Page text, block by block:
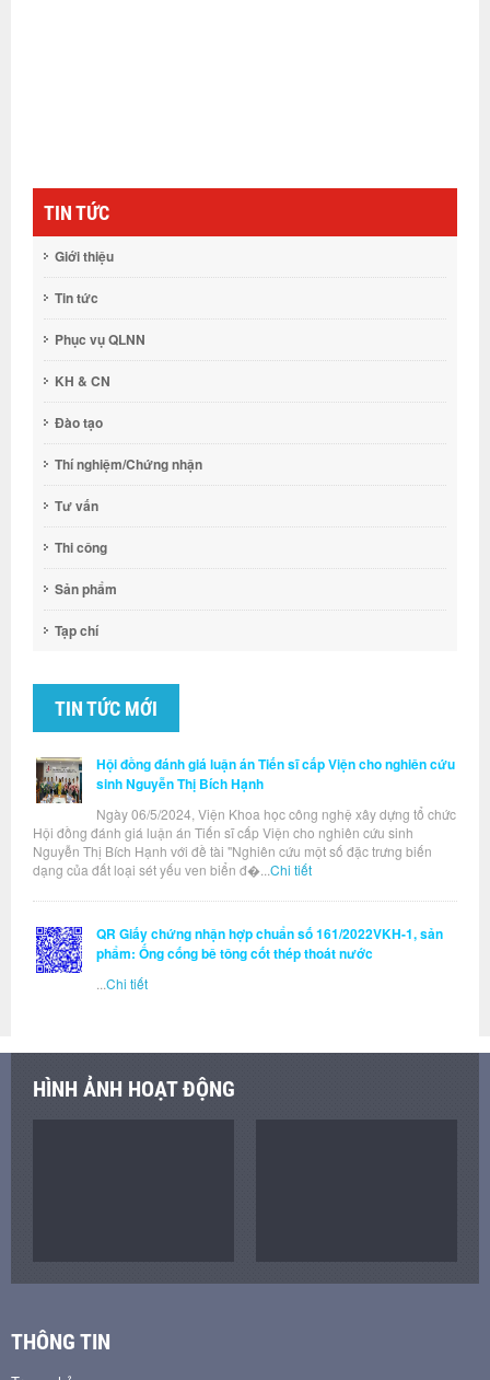
TIN TỨC
Giới thiệu
Tin tức
Phục vụ QLNN
KH & CN
Đào tạo
Thí nghiệm/Chứng nhận
Tư vấn
Thi công
Sản phẩm
Tạp chí
TIN TỨC MỚI
Hội đồng đánh giá luận án Tiến sĩ cấp Viện cho nghiên cứu
sinh Nguyễn Thị Bích Hạnh
Ngày 06/5/2024, Viện Khoa học công nghệ xây dựng tổ chức
Hội đồng đánh giá luận án Tiến sĩ cấp Viện cho nghiên cứu sinh
Nguyễn Thị Bích Hạnh với đề tài "Nghiên cứu một số đặc trưng biến
dạng của đất loại sét yếu ven biển đ�... Chi tiết
QR Giấy chứng nhận hợp chuẩn số 161/2022VKH-1, sản
phẩm: Ống cống bê tông cốt thép thoát nước
Chi tiết
HÌNH ẢNH HOẠT ĐỘNG
THÔNG TIN